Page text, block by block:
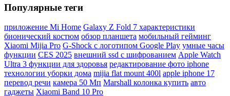
Популярные теги
приложение Mi Home Galaxy Z Fold 7 характеристики
бионический костюм обзор планшета мобильный гейминг
Xiaomi Mijia Pro G-Shock с логотипом Google Play умные часы
функции CES 2025 внешний ssd с шифрованием Apple Watch
Ultra 3 функции для здоровья редактирование фото iphone
технологии уборки дома mijia flat mount 400l apple iphone 17
перевод речи камера 50 Мп Marshall колонка купить авто
гаджеты Xiaomi Band 10 Pro